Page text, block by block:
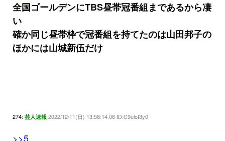
全国ゴールデンにTBS昼帯冠番組まであるから凄
い
確か同じ昼帯枠で冠番組を持てたのは山田邦子の
ほかには山城新伍だけ
274: 芸人速報 2022/12/11(日) 13:58:14.06 ID:C9uloI3y0
>>5